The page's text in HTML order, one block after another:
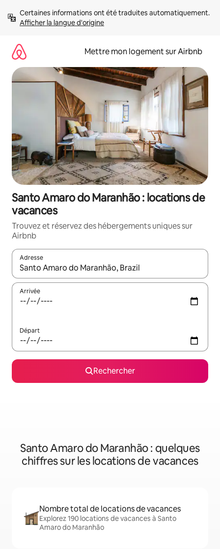
directement
Afficher la langue d'origine
Mettre mon logement sur Airbnb
Santo Amaro do Maranhão : locations de
vacances
Trouvez et réservez des hébergements uniques sur
Airbnb
Adresse
Lorsque les résultats s'affichent, utilisez les flèches vers le
Arrivée
Départ
Rechercher
Santo Amaro do Maranhão : quelques
chiffres sur les locations de vacances
Nombre total de locations de vacances
Explorez 190 locations de vacances à Santo
Amaro do Maranhão